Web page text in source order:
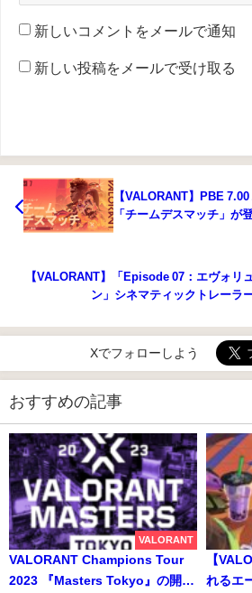
新しいコメントをメールで通知
新しい投稿をメールで受け取る
【VALORANT】PBE
「チームデスマッチ」が
【VALORANT】「Episode 07：エヴォリ
ン」シネマティックトレーラ
Xでフォローしよう
おすすめの記事
VALORANT
VALORANT Champions Tour
2023 『Masters Tokyo』の開催
【
れるエ